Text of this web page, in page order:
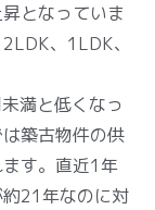
となっていま
、1LDK、
満と低くなっ
築古物件の供
す。直近1年
21年なのに対